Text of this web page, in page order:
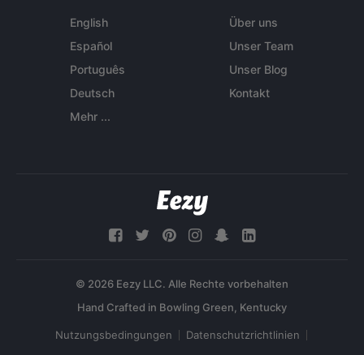
English
Español
Português
Deutsch
Mehr ...
Über uns
Unser Team
Unser Blog
Kontakt
© 2026 Eezy LLC. Alle Rechte vorbehalten
Nutzungsbedingungen Datenschutzrichtlinien